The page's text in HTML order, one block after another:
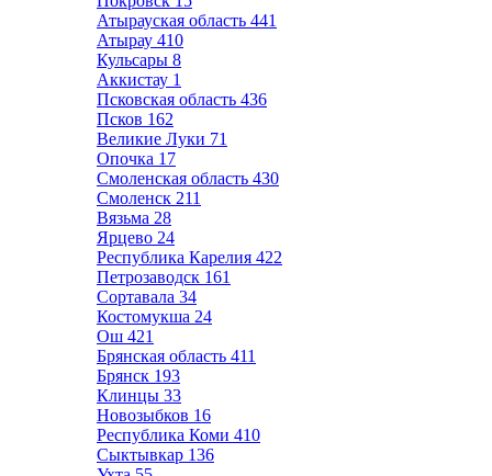
Атырауская область 441
Атырау 410
Кульсары 8
Аккистау 1
Псковская область 436
Псков 162
Великие Луки 71
Опочка 17
Смоленская область 430
Смоленск 211
Вязьма 28
Ярцево 24
Республика Карелия 422
Петрозаводск 161
Сортавала 34
Костомукша 24
Ош 421
Брянская область 411
Брянск 193
Клинцы 33
Новозыбков 16
Республика Коми 410
Сыктывкар 136